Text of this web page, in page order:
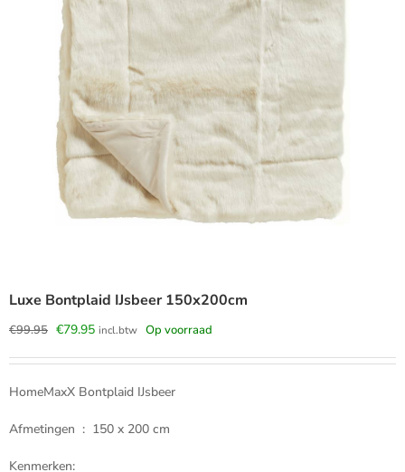
Luxe Bontplaid IJsbeer 150x200cm
€99.95 Oorspronkelijke
was:
€99.95.
€79.95Huidige
is:
€79.95.
incl.btw Op voorraad
HomeMaxX Bontplaid IJsbeer
Afmetingen : 150 x 200 cm
Kenmerken: